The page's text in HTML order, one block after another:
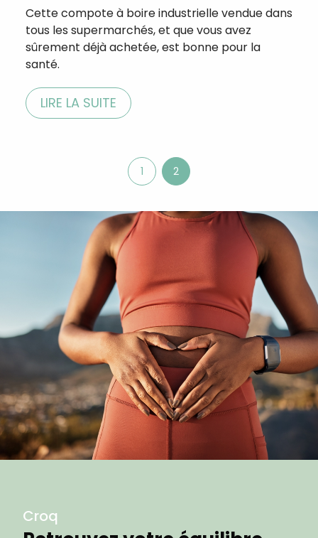
Cette compote à boire industrielle vendue dans
tous les supermarchés, et que vous avez
sûrement déjà achetée, est bonne pour la
santé.
LIRE LA SUITE
1 2
Croq